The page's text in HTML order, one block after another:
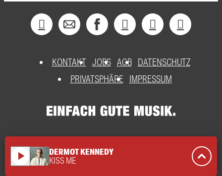
KONTAKT JOBS AGB DATENSCHUTZ
PRIVATSPHÄRE
IMPRESSUM
play_arrow DERMOT KENNEDY
KISS ME